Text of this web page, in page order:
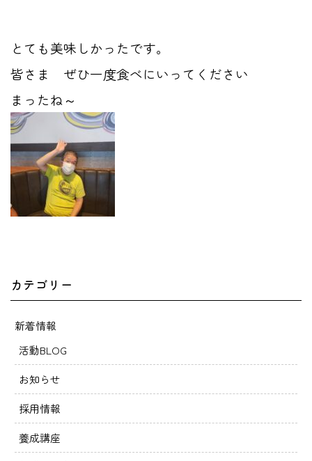
とても美味しかったです。
皆さま ぜひ一度食べにいってください
まったね～
カテゴリー
新着情報
活動BLOG
お知らせ
採用情報
養成講座